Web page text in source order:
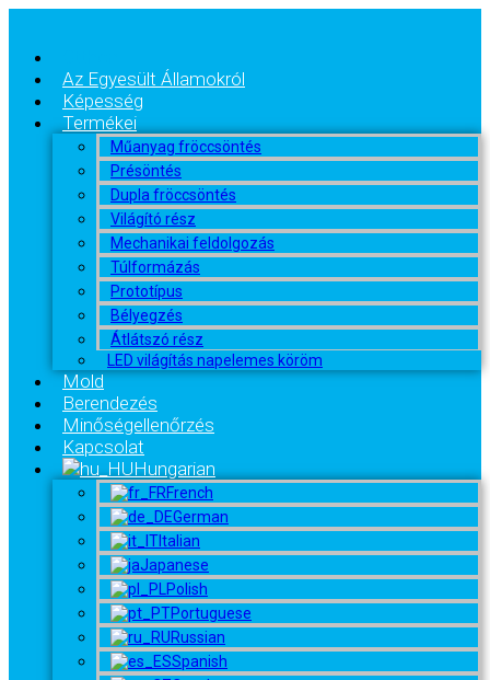
Az Egyesült Államokról
Képesség
Termékei
Műanyag fröccsöntés
Présöntés
Dupla fröccsöntés
Világító rész
Mechanikai feldolgozás
Túlformázás
Prototípus
Bélyegzés
Átlátszó rész
LED világítás napelemes köröm
Mold
Berendezés
Minőségellenőrzés
Kapcsolat
Hungarian
French
German
Italian
Japanese
Polish
Portuguese
Russian
Spanish